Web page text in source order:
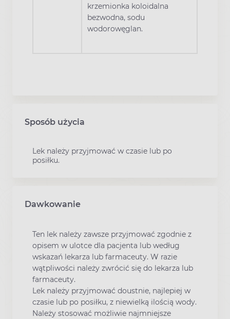
krzemionka koloidalna
bezwodna, sodu
wodorowęglan.
Sposób użycia
Lek należy przyjmować w czasie lub po
posiłku.
Dawkowanie
Ten lek należy zawsze przyjmować zgodnie z
opisem w ulotce dla pacjenta lub według
wskazań lekarza lub farmaceuty. W razie
wątpliwości należy zwrócić się do lekarza lub
farmaceuty.
Lek należy przyjmować doustnie, najlepiej w
czasie lub po posiłku, z niewielką ilością wody.
Należy stosować możliwie najmniejsze